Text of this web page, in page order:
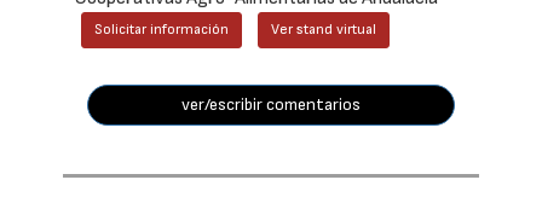
Solicitar información Ver stand virtual
ver/escribir comentarios